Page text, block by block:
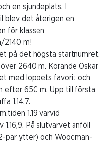
en sjundeplats. I
blev det återigen en
för klassen
2140 m!
på det högsta startnumret.
över 2640 m. Körande Oskar
med loppets favorit och
efter 650 m. Upp till första
1.14,7.
1.19 varvid
På slutvarvet anföll
par ytter) och Woodman-